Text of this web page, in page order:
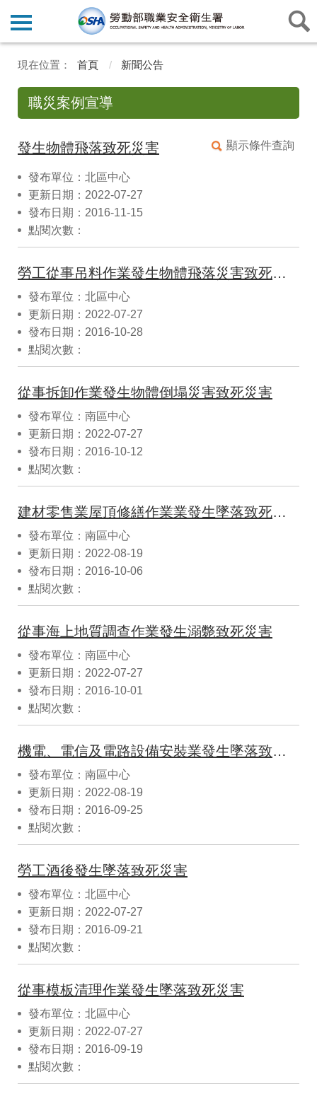
首頁 新聞公告
職災案例宣導
顯示條件查詢
發生物體飛落致死災害
發布單位：北區中心
更新日期：2022-07-27
發布日期：2016-11-15
點閱次數：
勞工從事吊料作業發生物體飛落災害致死職業災害
發布單位：北區中心
更新日期：2022-07-27
發布日期：2016-10-28
點閱次數：
從事拆卸作業發生物體倒塌災害致死災害
發布單位：南區中心
更新日期：2022-07-27
發布日期：2016-10-12
點閱次數：
建材零售業屋頂修繕作業業發生墜落致死災害
發布單位：南區中心
更新日期：2022-08-19
發布日期：2016-10-06
點閱次數：
從事海上地質調查作業發生溺斃致死災害
發布單位：南區中心
更新日期：2022-07-27
發布日期：2016-10-01
點閱次數：
機電、電信及電路設備安裝業發生墜落致死災害
發布單位：南區中心
更新日期：2022-08-19
發布日期：2016-09-25
點閱次數：
勞工酒後發生墜落致死災害
發布單位：北區中心
更新日期：2022-07-27
發布日期：2016-09-21
點閱次數：
從事模板清理作業發生墜落致死災害
發布單位：北區中心
更新日期：2022-07-27
發布日期：2016-09-19
點閱次數：